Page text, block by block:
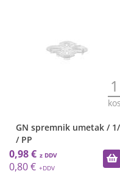
1
kos
GN spremnik umetak /
/ PP
0,98 €
0,80 €